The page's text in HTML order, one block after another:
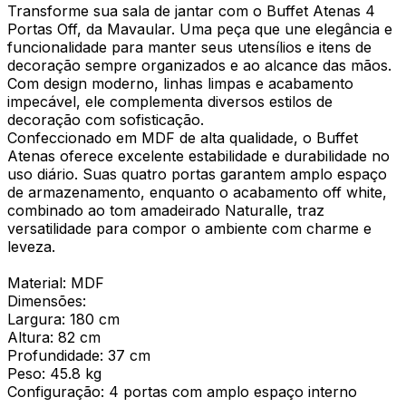
Transforme sua sala de jantar com o Buffet Atenas 4
Portas Off, da Mavaular. Uma peça que une elegância e
funcionalidade para manter seus utensílios e itens de
decoração sempre organizados e ao alcance das mãos.
Com design moderno, linhas limpas e acabamento
impecável, ele complementa diversos estilos de
decoração com sofisticação.
Confeccionado em MDF de alta qualidade, o Buffet
Atenas oferece excelente estabilidade e durabilidade no
uso diário. Suas quatro portas garantem amplo espaço
de armazenamento, enquanto o acabamento off white,
combinado ao tom amadeirado Naturalle, traz
versatilidade para compor o ambiente com charme e
leveza.
Material: MDF
Dimensões:
Largura: 180 cm
Altura: 82 cm
Profundidade: 37 cm
Peso: 45.8 kg
Configuração: 4 portas com amplo espaço interno